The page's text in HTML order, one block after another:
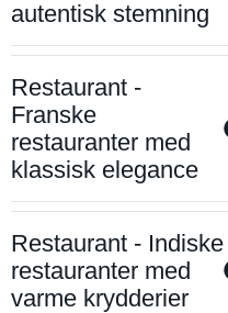
autentisk stemning
Restaurant -
Franske
restauranter med
klassisk elegance
Restaurant - Indiske
restauranter med
varme krydderier